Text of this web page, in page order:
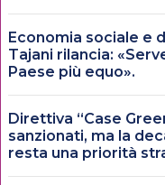
Economia sociale e
Tajani rilancia:
Paese più equo».
Direttiva “Case
sanzionati, ma la
resta una priorità